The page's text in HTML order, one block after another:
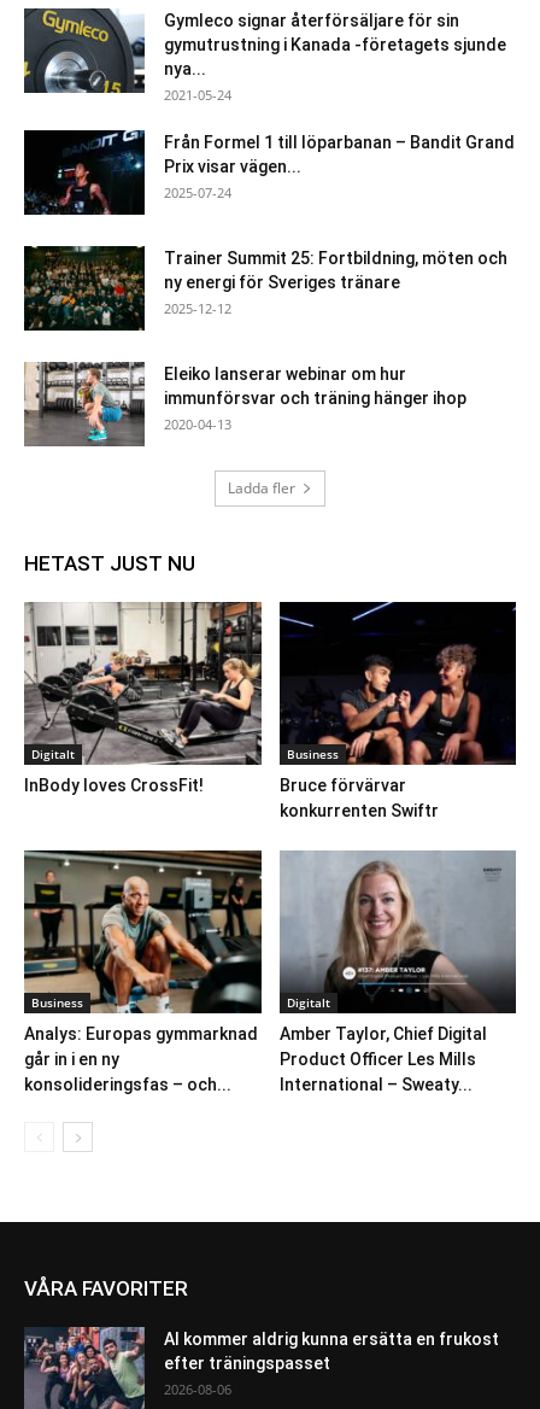
Gymleco signar återförsäljare för sin
gymutrustning i Kanada -företagets sjunde
nya...
2021-05-24
Från Formel 1 till löparbanan – Bandit Grand
Prix visar vägen...
2025-07-24
Trainer Summit 25: Fortbildning, möten och
ny energi för Sveriges tränare
2025-12-12
Eleiko lanserar webinar om hur
immunförsvar och träning hänger ihop
2020-04-13
Ladda fler
HETAST JUST NU
Digitalt
InBody loves CrossFit!
Business
Bruce förvärvar
konkurrenten Swiftr
Business
Analys: Europas gymmarknad
går in i en ny
konsolideringsfas – och...
Digitalt
Amber Taylor, Chief Digital
Product Officer Les Mills
International – Sweaty...
VÅRA FAVORITER
AI kommer aldrig kunna ersätta en frukost
efter träningspasset
2026-08-06